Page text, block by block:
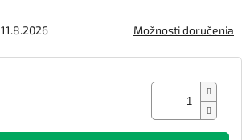
11.8.2026 Možnosti doručenia